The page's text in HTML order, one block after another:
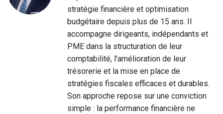
stratégie financière et optimisation
budgétaire depuis plus de 15 ans. Il
accompagne dirigeants, indépendants et
PME dans la structuration de leur
comptabilité, l’amélioration de leur
trésorerie et la mise en place de
stratégies fiscales efficaces et durables.
Son approche repose sur une conviction
simple : la performance financière ne